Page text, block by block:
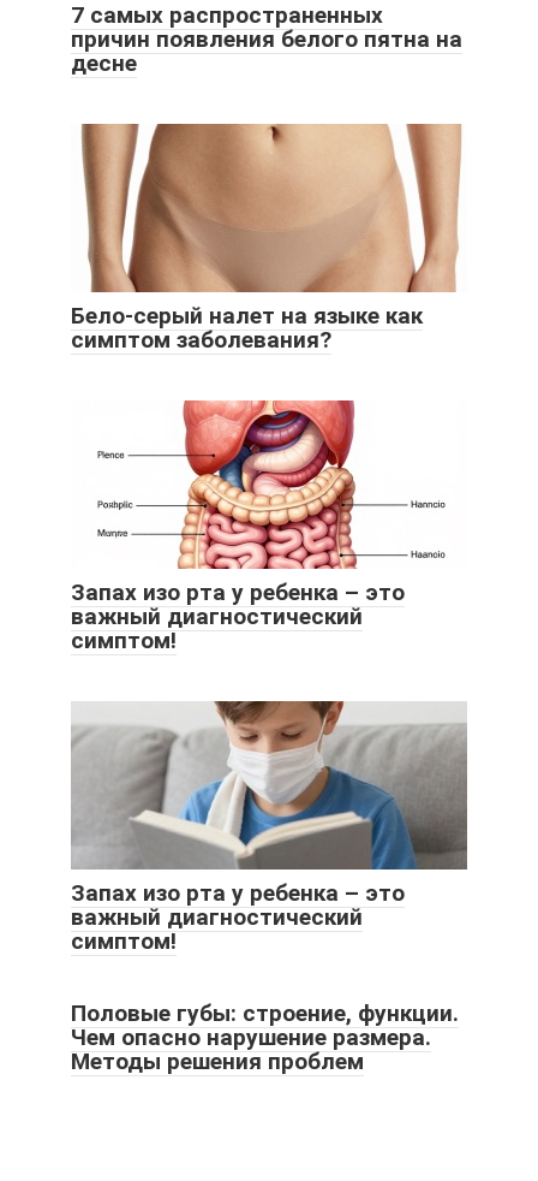
7 самых распространенных
причин появления белого пятна на
десне
Бело-серый налет на языке как
симптом заболевания?
Запах изо рта у ребенка – это
важный диагностический
симптом!
Запах изо рта у ребенка – это
важный диагностический
симптом!
Половые губы: строение, функции.
Чем опасно нарушение размера.
Методы решения проблем